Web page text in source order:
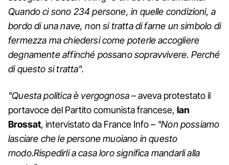
Quando ci sono 234 persone, in quelle condizioni, a
bordo di una nave, non si tratta di farne un simbolo di
fermezza ma chiedersi come poterle accogliere
degnamente affinché possano sopravvivere. Perché
di questo si tratta".
"Questa politica è vergognosa– aveva protestato il
portavoce del Partito comunista francese, Ian
Brossat, intervistato da France Info – "Non possiamo
lasciare che le persone muoiano in questo
modo.Rispedirli a casa loro significa mandarli alla